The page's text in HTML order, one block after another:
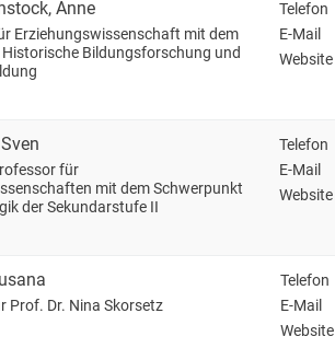
,Anne
Erziehungswissenschaft mit dem
Bildungsforschung und
Telefon
E-Mail
Website
Sven
für
mit dem Schwerpunkt
der Sekundarstufe II
Telefon
E-Mail
Website
Prof. Dr. Nina Skorsetz
Telefon
E-Mail
Website